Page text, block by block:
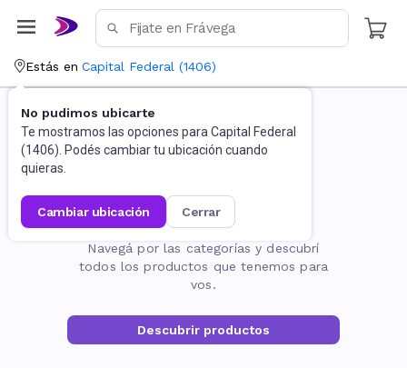
Estás en Capital Federal (1406)
No pudimos ubicarte
Te mostramos las opciones para Capital Federal
(1406). Podés cambiar tu ubicación cuando
quieras.
cambiar ubicación cerrar
La página no existe
Navegá por las categorías y descubrí
todos los productos que tenemos para
vos.
Descubrir productos